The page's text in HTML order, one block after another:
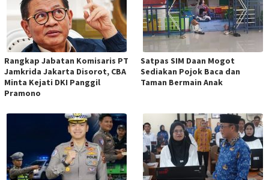
Rangkap Jabatan Komisaris PT
Jamkrida Jakarta Disorot, CBA
Minta Kejati DKI Panggil
Pramono
Satpas SIM Daan Mogot
Sediakan Pojok Baca dan
Taman Bermain Anak